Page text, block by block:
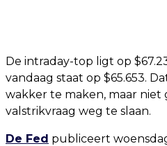
De intraday-top ligt op
vandaag staat op $65.653.
wakker te maken, maar niet
valstrikvraag weg te slaan.
De Fed publiceert